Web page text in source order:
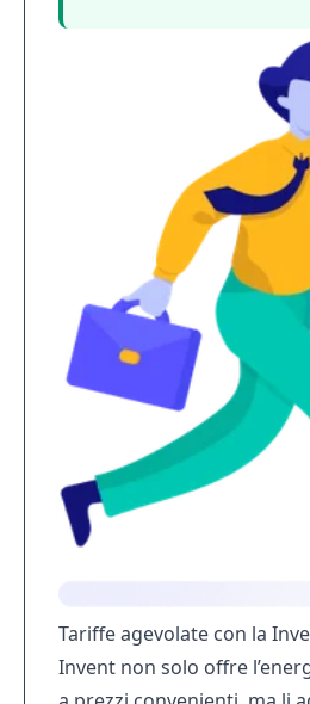
Tariffe agevolate con la
Invent non solo offre